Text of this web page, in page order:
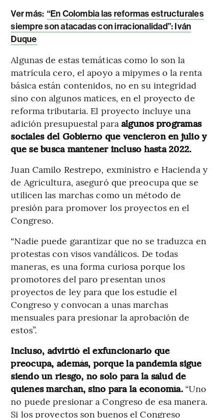
Ver más: “En Colombia las reformas estructurales
siempre son atacadas con irracionalidad”: Iván
Duque
Algunas de estas temáticas como lo son la
matrícula cero, el apoyo a mipymes o la renta
básica están contenidos, no en su integridad
sino con algunos matices, en el proyecto de
reforma tributaria. El proyecto incluye una
adición presupuestal para algunos programas
sociales del Gobierno que vencieron en julio y
que se busca mantener incluso hasta 2022.
Juan Camilo Restrepo, exministro e Hacienda y
de Agricultura, aseguró que preocupa que se
utilicen las marchas como un método de
presión para promover los proyectos en el
Congreso.
“Nadie puede garantizar que no se traduzca en
protestas con visos vandálicos. De todas
maneras, es una forma curiosa porque los
promotores del paro presentan unos
proyectos de ley para que los estudie el
Congreso y convocan a unas marchas
mensuales para presionar la aprobación de
estos”.
Incluso, advirtió el exfuncionario que
preocupa, además, porque la pandemia sigue
siendo un riesgo, no solo para la salud de
quienes marchan, sino para la economía. “Uno
no puede presionar a Congreso de esa manera.
Si los proyectos son buenos el Congreso